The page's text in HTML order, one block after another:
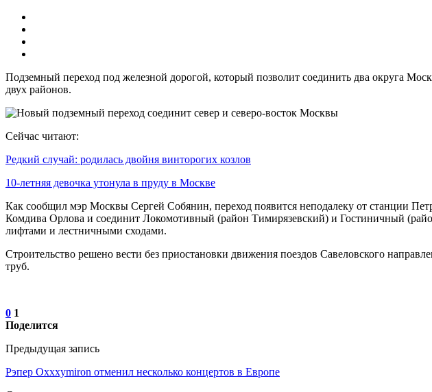
Подземный переход под железной дорогой, который позволит соединить два округа
двух районов.
Сейчас читают:
Редкий случай: родилась двойня винторогих козлов
10-летняя девочка утонула в пруду в Москве
Как сообщил мэр Москвы Сергей Собянин, переход появится неподалеку от станции
Комдива Орлова и соединит Локомотивный (район Тимирязевский) и Гостиничный
лифтами и лестничными сходами.
Строительство решено вести без приостановки движения поездов Савеловского
труб.
0 1
Поделится
Предыдущая запись
Рэпер Oxxxymiron отменил несколько концертов в Европе